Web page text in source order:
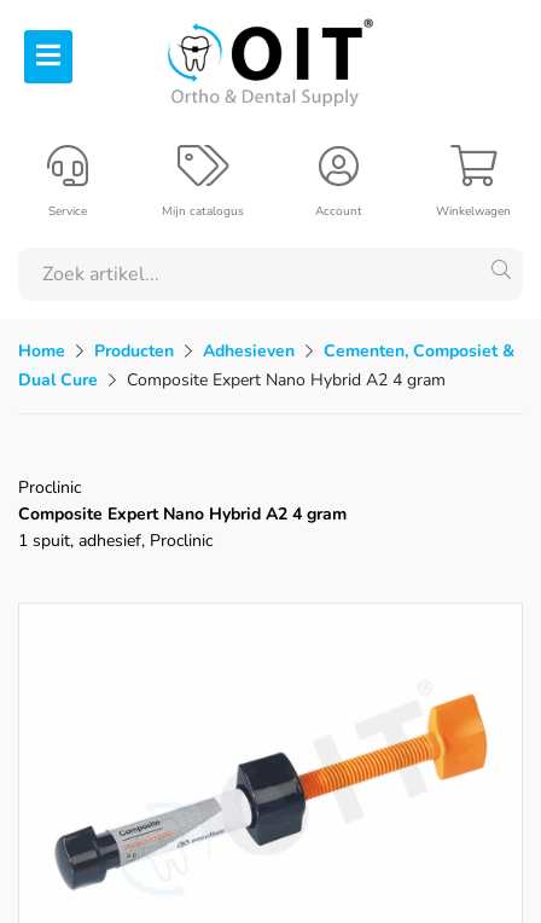
Winkelwagen
Account
Mijn catalogus
Service
Home Producten Adhesieven
Cementen, Composiet &
Dual Cure
Composite Expert Nano Hybrid A2 4 gram
Proclinic
Composite Expert Nano Hybrid A2 4 gram
1 spuit, adhesief, Proclinic